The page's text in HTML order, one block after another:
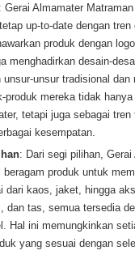
Gerai Almamater
up-to-date dengan
produk dengan
menghadirkan desain-
unsur-unsur tradisional dan
produk mereka tidak hanya
tetapi juga sebagai
kesempatan.
: Dari segi pilihan,
produk untuk
dari kaos, jaket, hingga
dan tas, semua tersedia
Hal ini memungkinkan
yang sesuai dengan